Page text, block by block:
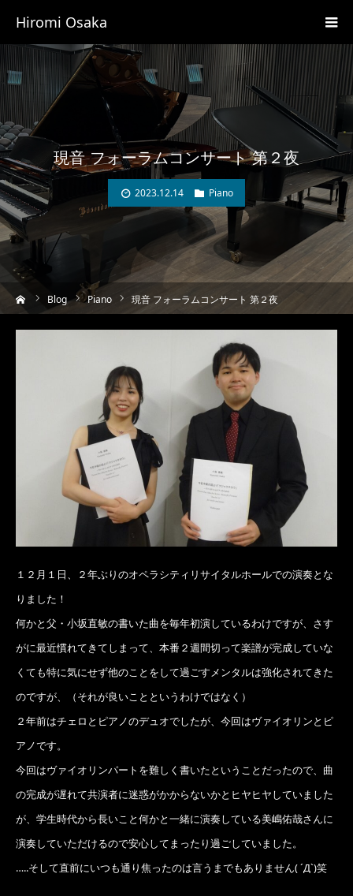
Hiromi Osaka
現音 フォーラムコンサート 第２夜
2023.12.14 Piano
ム Blog Piano 現音 フォーラムコンサート 第２夜
１２月１日、２年ぶりのオペラシティリサイタルホールでの演奏とな
りました！
何かと父・小坂直敏の書いた曲を毎年初演しているわけですが、さす
がに最近慣れてきてしまって、本番２週間切って楽譜が完成していな
くても特に気にせず他のことをして過ごすメンタルは強化されてきた
のですが、（それが良いことというわけではなく）
２年前はチェロとピアノのデュオでしたが、今回はヴァイオリンとピ
アノです。
今回はヴァイオリンパートを難しく書いたということだったので、曲
の完成が遅れて共演者に迷惑がかからないかとヒヤヒヤしていました
が、学生時代から長いこと何かと一緒に演奏している美嶋佑哉さんに
演奏していただけるので安心してまったり過ごしていました。
…..そして直前にいつも通り焦ったのは言うまでもありません( ´Д`)笑